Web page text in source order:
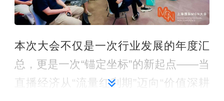
本次大会不仅是一次行业发展的年度汇
总，更是一次“锚定坐标”的新起点——当
直播经济从“流量红利期”迈向“价值深耕